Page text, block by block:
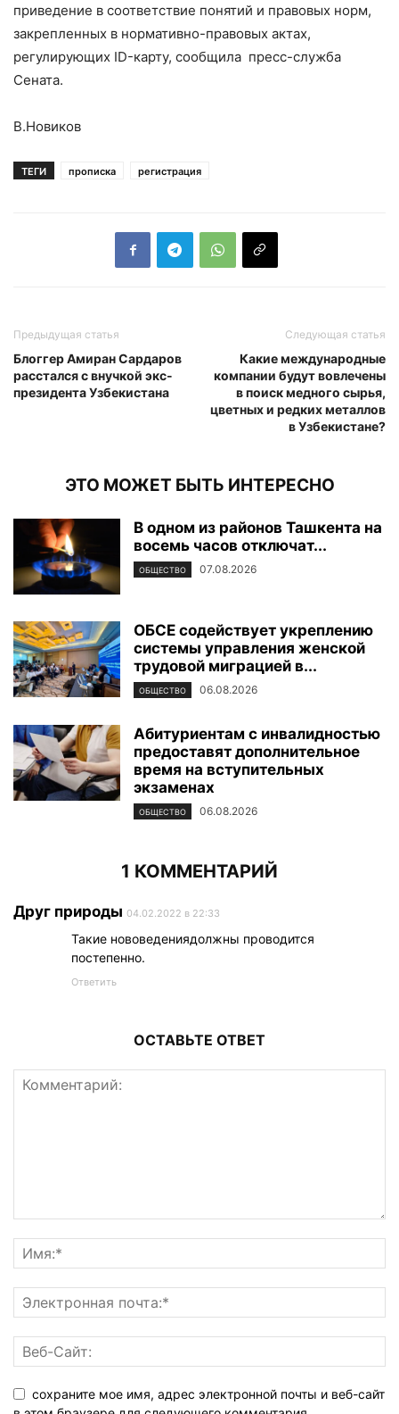
приведение в соответствие понятий и правовых норм,
закрепленных в нормативно-правовых актах,
регулирующих ID-карту, сообщила пресс-служба
Сената.
В.Новиков
ТЕГИ прописка регистрация
Предыдущая статья
Блоггер Амиран Сардаров
расстался с внучкой экс-
президента Узбекистана
Следующая статья
Какие международные
компании будут вовлечены
в поиск медного сырья,
цветных и редких металлов
в Узбекистане?
ЭТО МОЖЕТ БЫТЬ ИНТЕРЕСНО
В одном из районов Ташкента на
восемь часов отключат...
ОБЩЕСТВО 07.08.2026
ОБСЕ содействует укреплению
системы управления женской
трудовой миграцией в...
ОБЩЕСТВО 06.08.2026
Абитуриентам с инвалидностью
предоставят дополнительное
время на вступительных
экзаменах
ОБЩЕСТВО 06.08.2026
1 КОММЕНТАРИЙ
Друг природы 04.02.2022 в 22:33
Такие нововедениядолжны проводится
постепенно.
Ответить
ОСТАВЬТЕ ОТВЕТ
сохраните мое имя, адрес электронной почты и веб-сайт